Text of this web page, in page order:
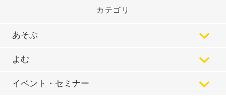
カテゴリ
あそぶ
よむ
イベント・セミナー